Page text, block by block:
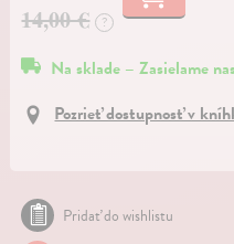
14,00 €
?
Na sklade – Zasielame
Pozrieť dostupnosť v
Pridať do wishlistu